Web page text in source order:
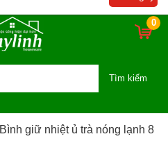
0
Tìm kiếm
Bình giữ nhiệt ủ trà nóng lạnh 8